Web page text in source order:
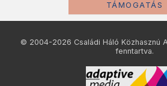
TÁMOGATÁS
© 2004-2026 Családi Háló Közhasznú
fenntartva.